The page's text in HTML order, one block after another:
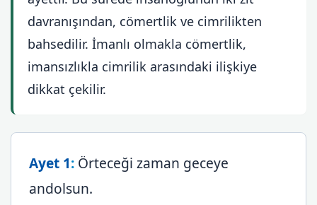
davranışından, cömertlik ve cimrilikten
bahsedilir. İmanlı olmakla cömertlik,
imansızlıkla cimrilik arasındaki ilişkiye
dikkat çekilir.
Ayet 1: Örteceği zaman geceye
andolsun.